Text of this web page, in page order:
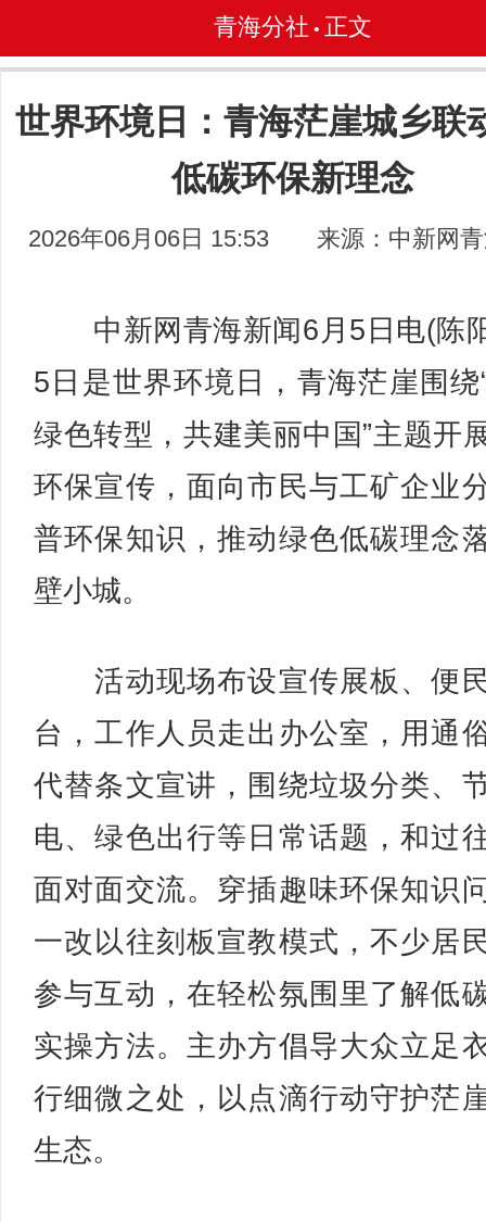
青海分社 • 正文
世界环境日：青海茫崖城乡联
低碳环保新理念
2026年06月06日 15:53 来源：中新网
中新网青海新闻6月5日电(陈
5日是世界环境日，青海茫崖围绕
绿色转型，共建美丽中国”主题开
环保宣传，面向市民与工矿企业
普环保知识，推动绿色低碳理念
壁小城。
活动现场布设宣传展板、便
台，工作人员走出办公室，用通
代替条文宣讲，围绕垃圾分类、
电、绿色出行等日常话题，和过
面对面交流。穿插趣味环保知识
一改以往刻板宣教模式，不少居
参与互动，在轻松氛围里了解低
实操方法。主办方倡导大众立足
行细微之处，以点滴行动守护茫
生态。